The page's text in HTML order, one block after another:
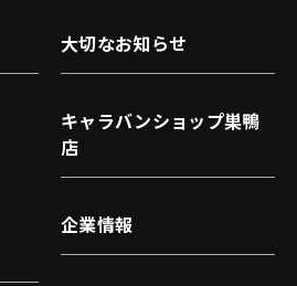
大切なお知らせ
キャラバンショップ巣鴨
店
企業情報